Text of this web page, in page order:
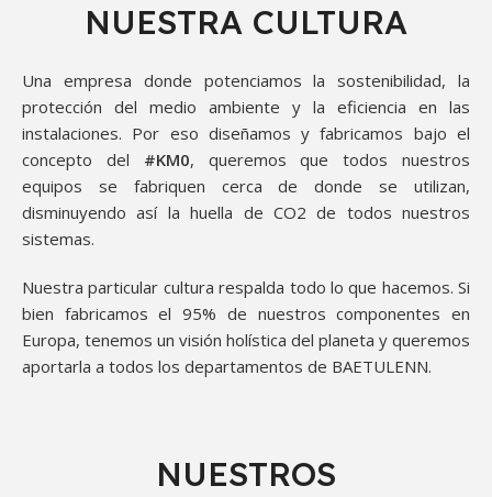
NUESTRA CULTURA
Una empresa donde potenciamos la sostenibilidad, la
protección del medio ambiente y la eficiencia en las
instalaciones. Por eso diseñamos y fabricamos bajo el
concepto del #KM0, queremos que todos nuestros
equipos se fabriquen cerca de donde se utilizan,
disminuyendo así la huella de CO2 de todos nuestros
sistemas.
Nuestra particular cultura respalda todo lo que hacemos. Si
bien fabricamos el 95% de nuestros componentes en
Europa, tenemos un visión holística del planeta y queremos
aportarla a todos los departamentos de BAETULENN.
NUESTROS